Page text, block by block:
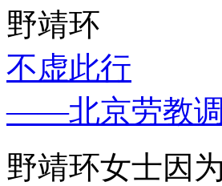
野靖环
不虚此行
——北京劳教调
野靖环女士因